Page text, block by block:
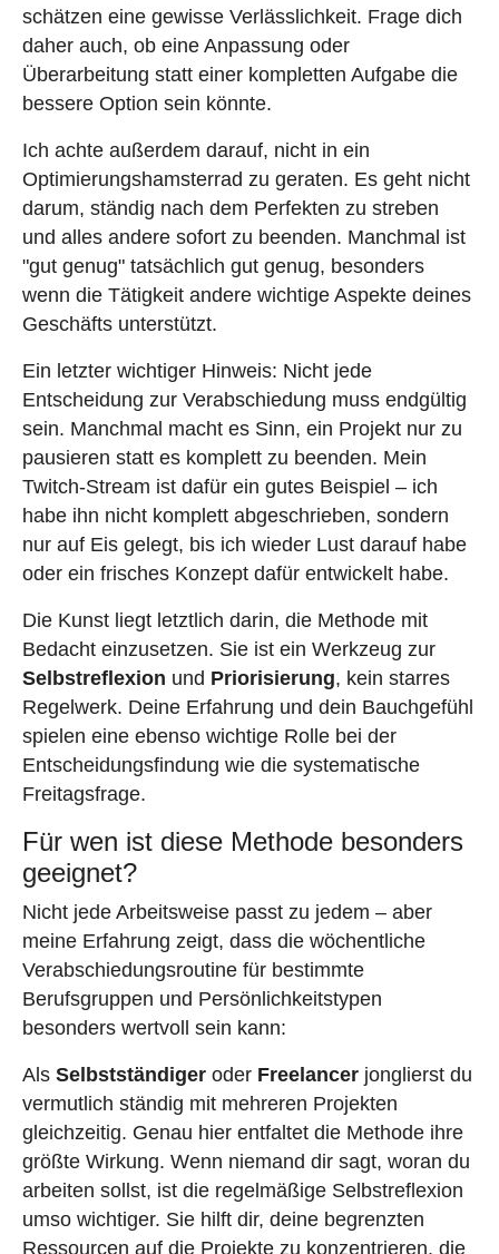
schätzen eine gewisse Verlässlichkeit. Frage dich
daher auch, ob eine Anpassung oder
Überarbeitung statt einer kompletten Aufgabe die
bessere Option sein könnte.
Ich achte außerdem darauf, nicht in ein
Optimierungshamsterrad zu geraten. Es geht nicht
darum, ständig nach dem Perfekten zu streben
und alles andere sofort zu beenden. Manchmal ist
"gut genug" tatsächlich gut genug, besonders
wenn die Tätigkeit andere wichtige Aspekte deines
Geschäfts unterstützt.
Ein letzter wichtiger Hinweis: Nicht jede
Entscheidung zur Verabschiedung muss endgültig
sein. Manchmal macht es Sinn, ein Projekt nur zu
pausieren statt es komplett zu beenden. Mein
Twitch-Stream ist dafür ein gutes Beispiel – ich
habe ihn nicht komplett abgeschrieben, sondern
nur auf Eis gelegt, bis ich wieder Lust darauf habe
oder ein frisches Konzept dafür entwickelt habe.
Die Kunst liegt letztlich darin, die Methode mit
Bedacht einzusetzen. Sie ist ein Werkzeug zur
Selbstreflexion und Priorisierung, kein starres
Regelwerk. Deine Erfahrung und dein Bauchgefühl
spielen eine ebenso wichtige Rolle bei der
Entscheidungsfindung wie die systematische
Freitagsfrage.
Für wen ist diese Methode besonders
geeignet?
Nicht jede Arbeitsweise passt zu jedem – aber
meine Erfahrung zeigt, dass die wöchentliche
Verabschiedungsroutine für bestimmte
Berufsgruppen und Persönlichkeitstypen
besonders wertvoll sein kann:
Als Selbstständiger oder Freelancer jonglierst du
vermutlich ständig mit mehreren Projekten
gleichzeitig. Genau hier entfaltet die Methode ihre
größte Wirkung. Wenn niemand dir sagt, woran du
arbeiten sollst, ist die regelmäßige Selbstreflexion
umso wichtiger. Sie hilft dir, deine begrenzten
Ressourcen auf die Projekte zu konzentrieren, die